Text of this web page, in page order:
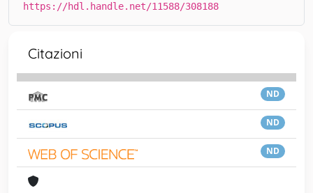
https://hdl.handle.net/11588/308188
Citazioni
ND
ND
ND